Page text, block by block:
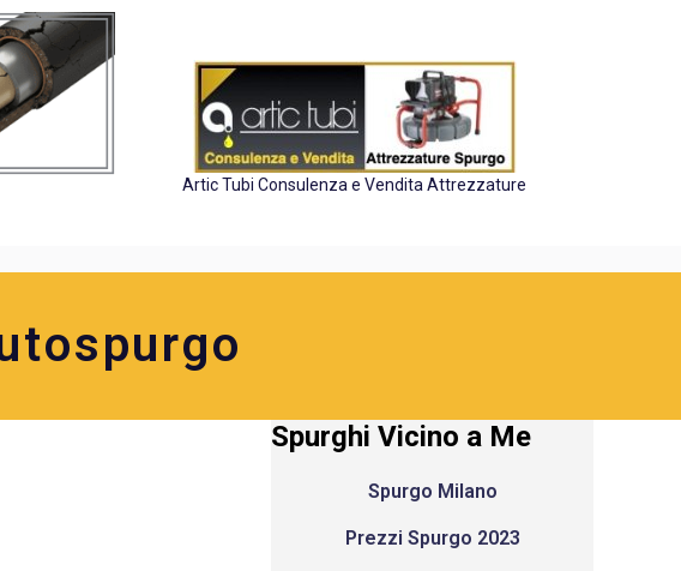
Artic Tubi Consulenza e Vendita Attrezzature
Spurghi Vicino a Me
Spurgo Milano
Prezzi Spurgo 2023